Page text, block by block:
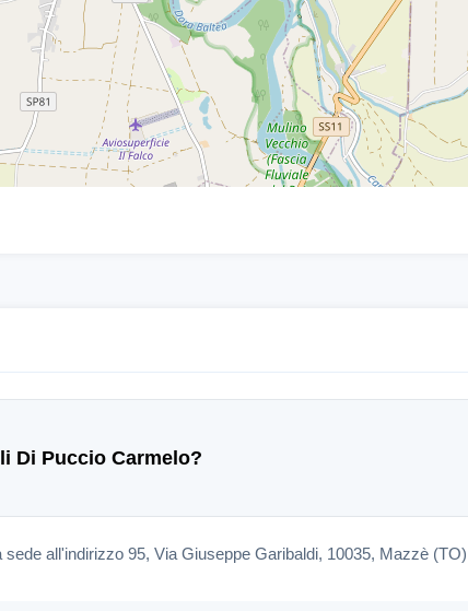
Di Puccio Carmelo?
all'indirizzo 95, Via Giuseppe Garibaldi, 10035, Mazzè